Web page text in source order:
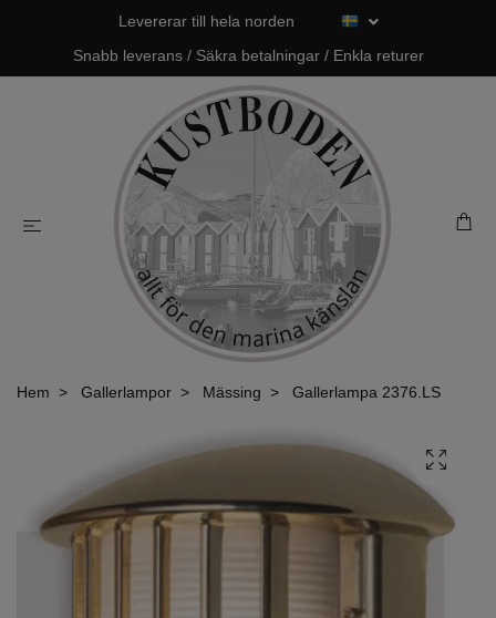
Levererar till hela norden
Snabb leverans / Säkra betalningar / Enkla returer
Hem Gallerlampor Mässing Gallerlampa 2376.LS